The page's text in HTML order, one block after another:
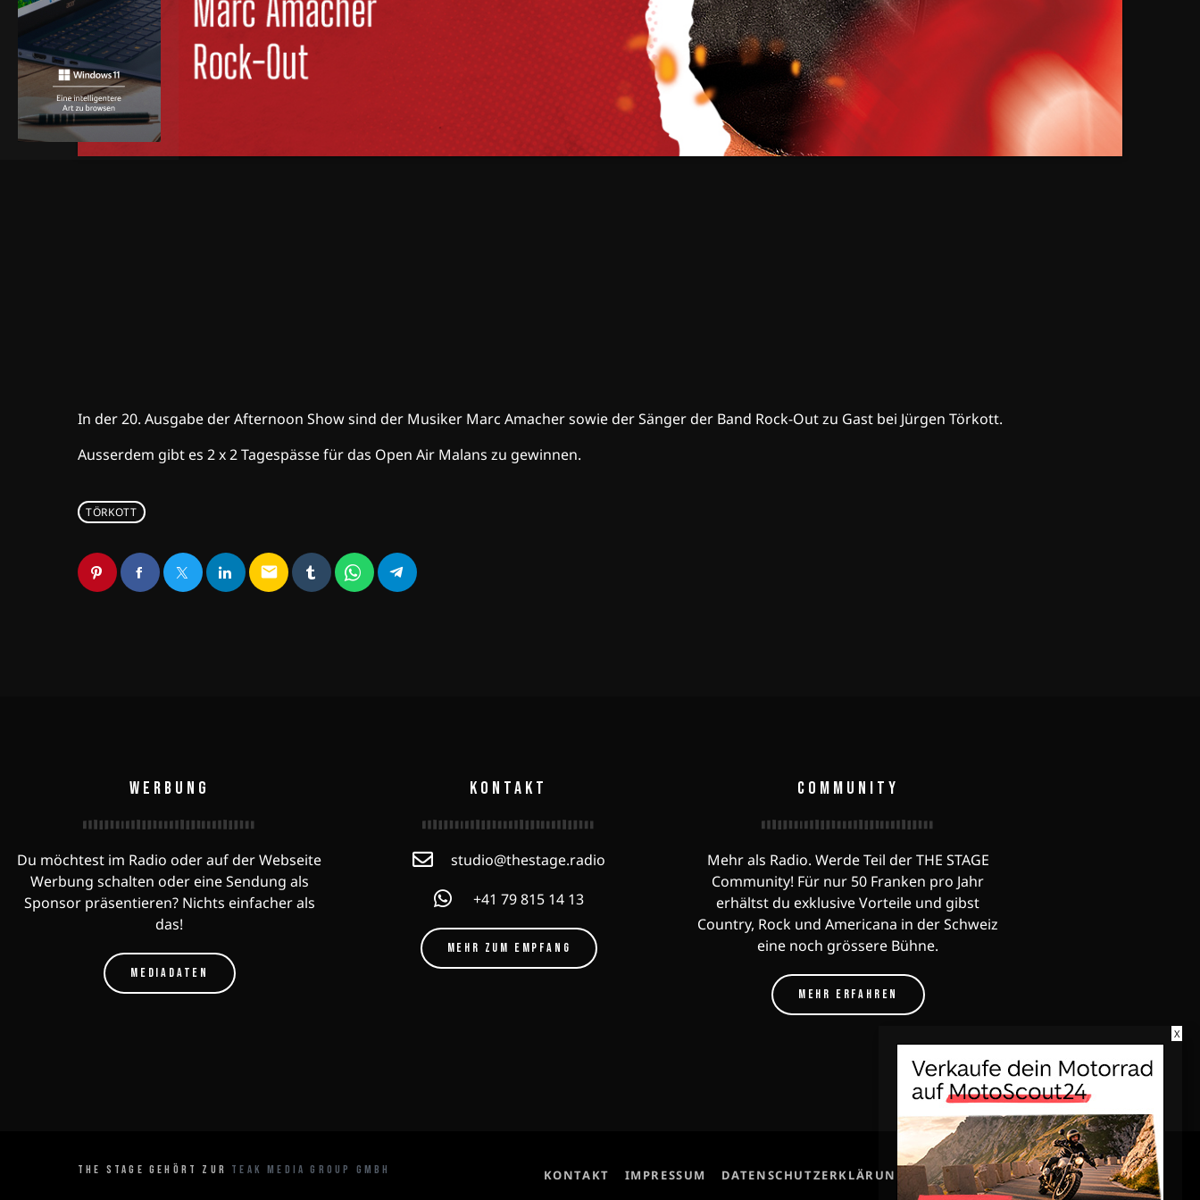
share
email
In der 20. Ausgabe der Afternoon Show sind der Musiker Marc Amacher sowie der Sänger der Band Rock-Out zu Gast bei Jürgen Törkott.
Ausserdem gibt es 2 x 2 Tagespässe für das Open Air Malans zu gewinnen.
TÖRKOTT
email
WERBUNG
Du möchtest im Radio oder auf der Webseite
Werbung schalten oder eine Sendung als
Sponsor präsentieren? Nichts einfacher als
das!
MEDIADATEN
KONTAKT
studio@thestage.radio
+41 79 815 14 13
MEHR ZUM EMPFANG
COMMUNITY
Mehr als Radio. Werde Teil der THE STAGE
Community! Für nur 50 Franken pro Jahr
erhältst du exklusive Vorteile und gibst
Country, Rock und Americana in der Schweiz
eine noch grössere Bühne.
MEHR ERFAHREN
THE STAGE GEHÖRT ZUR TEAK MEDIA GROUP GMBH KONTAKT IMPRESSUM DATENSCHUTZERKLÄRUNG
X